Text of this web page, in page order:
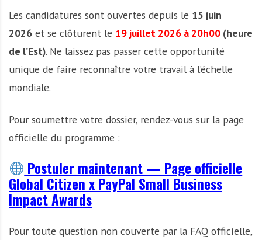
Les candidatures sont ouvertes depuis le 15 juin
2026 et se clôturent le 19 juillet 2026 à 20h00 (heure
de l’Est). Ne laissez pas passer cette opportunité
unique de faire reconnaître votre travail à l’échelle
mondiale.
Pour soumettre votre dossier, rendez-vous sur la page
officielle du programme :
Postuler maintenant — Page officielle
Global Citizen x PayPal Small Business
Impact Awards
Pour toute question non couverte par la FAQ officielle,